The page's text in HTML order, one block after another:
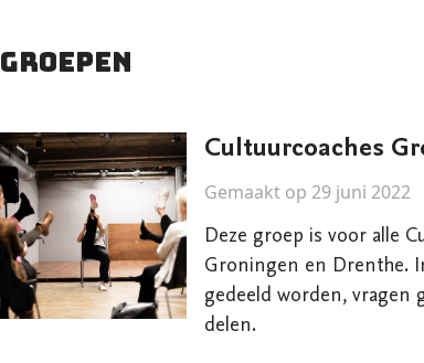
Groepen
Cultuurcoaches
Gemaakt op 29 juni 2022
Deze groep is voor alle
Groningen en Drenthe.
gedeeld worden, vragen
delen.